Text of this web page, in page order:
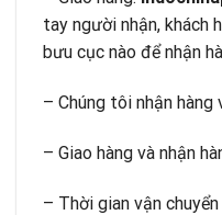
tay người nhận, khách
bưu cục nào để nhận
– Chúng tôi nhận
– Giao hàng và nhận
– Thời gian vận chuyển